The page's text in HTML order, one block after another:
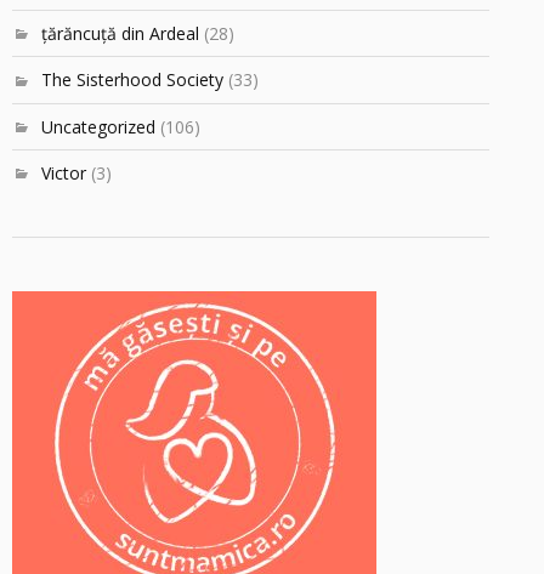
ţărăncuţă din Ardeal (28)
The Sisterhood Society (33)
Uncategorized (106)
Victor (3)